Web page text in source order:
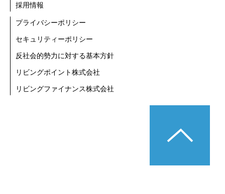
採用情報
プライバシーポリシー
セキュリティーポリシー
反社会的勢力に対する基本方針
リビングポイント株式会社
リビングファイナンス株式会社